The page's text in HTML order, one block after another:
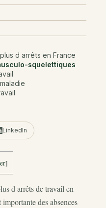
d arrêts en France
squelettiques
LinkedIn
]
d arrêts de travail en
des absences